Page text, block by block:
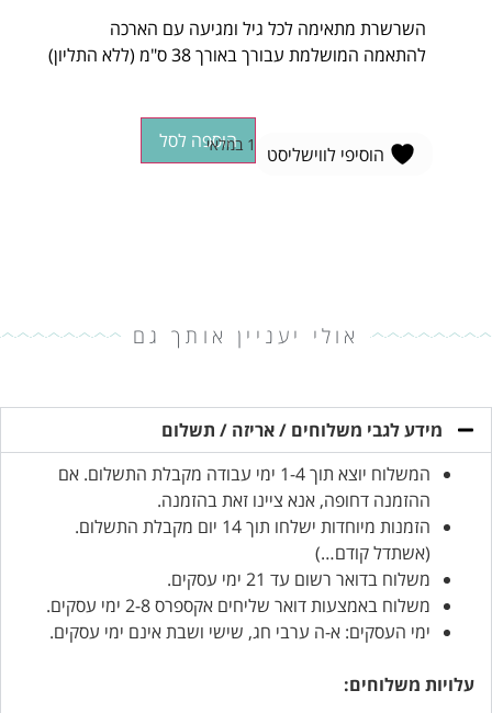
השרשרת מתאימה לכל גיל ומגיעה עם הארכה
להתאמה המושלמת עבורך באורך 38 ס"מ (ללא התליון)
1 במלאי הוספה לסל
הוסיפי לווישליסט
אולי יעניין אותך גם
מידע לגבי משלוחים / אריזה / תשלום
המשלוח יוצא תוך 1-4 ימי עבודה מקבלת התשלום. אם
ההזמנה דחופה, אנא ציינו זאת בהזמנה.
הזמנות מיוחדות ישלחו תוך 14 יום מקבלת התשלום.
(אשתדל קודם…)
משלוח בדואר רשום עד 21 ימי עסקים.
משלוח באמצעות דואר שליחים אקספרס 2-8 ימי עסקים.
ימי העסקים: א-ה ערבי חג, שישי ושבת אינם ימי עסקים.
עלויות משלוחים: